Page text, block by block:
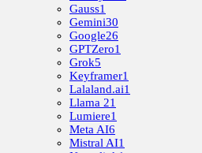
Gauss1
Gemini30
Google26
GPTZero1
Grok5
Keyframer1
Lalaland.ai1
Llama 21
Lumiere1
Meta AI6
Mistral AI1